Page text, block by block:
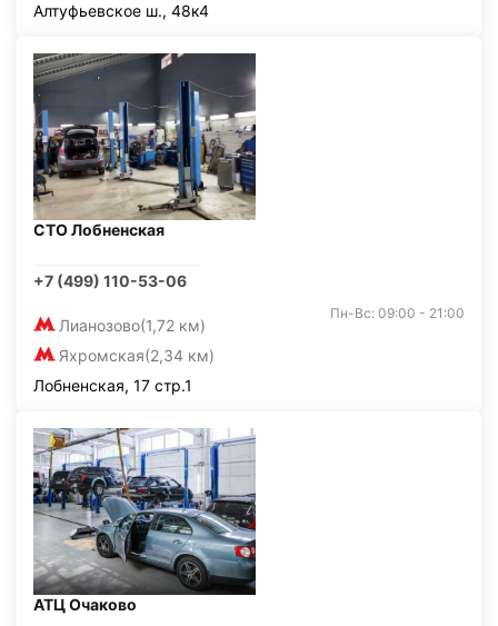
Алтуфьевское ш., 48к4
СТО Лобненская
+7 (499) 110-53-06
Лианозово(1,72 км)
Яхромская(2,34 км)
Пн-Вс: 09:00 - 21:00
Лобненская, 17 стр.1
АТЦ Очаково